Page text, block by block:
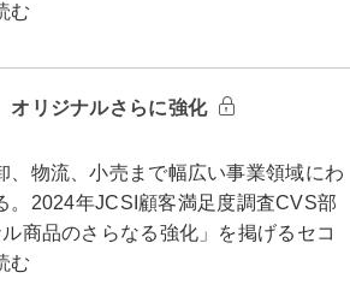
む
リジナルさらに強化
物流、小売まで幅広い事業領域にわ
。2024年JCSI顧客満足度調査CVS部
商品のさらなる強化」を掲げるセコ
む